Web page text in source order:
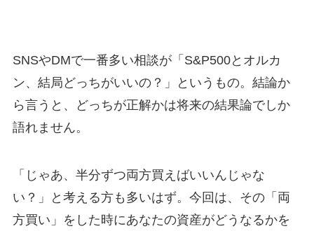
SNSやDMで一番多い相談が「S&P500とオルカ
ン、結局どっちがいいの？」というもの。結論か
ら言うと、どっちが正解かは将来の結果論でしか
語れません。
「じゃあ、半分ずつ両方買えばいいんじゃな
い？」と考える方も多いはず。今回は、その「両
方買い」をした時にあなたの資産がどうなるかを